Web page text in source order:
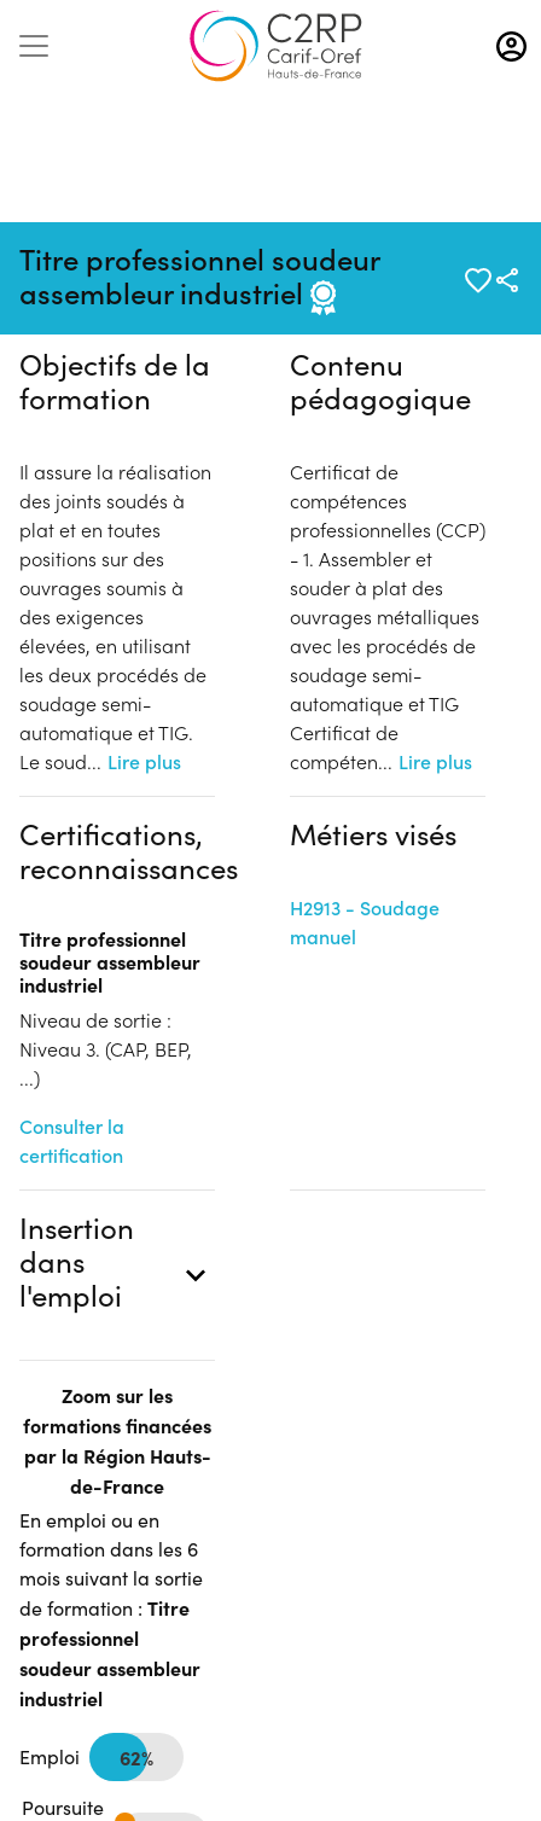
Aller
au
contenu
Titre professionnel soudeur
assembleur industriel
Pas de session programmée en
ce moment
Objectifs de la
formation
Il assure la réalisation
des joints soudés à
plat et en toutes
positions sur des
ouvrages soumis à
des exigences
élevées, en utilisant
les deux procédés de
soudage semi-
automatique et TIG.
Le soud... Lire plus
Contenu
pédagogique
Certificat de
compétences
professionnelles (CCP)
- 1. Assembler et
souder à plat des
ouvrages métalliques
avec les procédés de
soudage semi-
automatique et TIG
Certificat de
compéten... Lire plus
Certifications,
reconnaissances
Titre professionnel
soudeur assembleur
industriel
Niveau de sortie :
Niveau 3. (CAP, BEP,
...)
Consulter la
certification
Métiers visés
H2913 - Soudage
manuel
Insertion
dans
l'emploi
Zoom sur les
formations financées
par la Région Hauts-
de-France
En emploi ou en
formation dans les 6
mois suivant la sortie
de formation : Titre
professionnel
soudeur assembleur
industriel
Emploi 62%
Poursuite